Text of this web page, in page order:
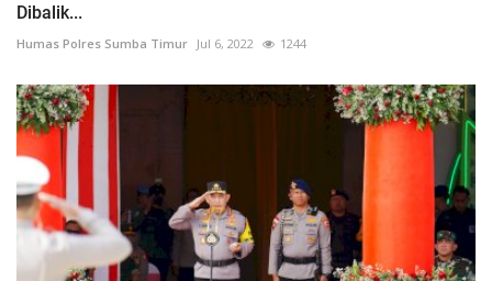
Dibalik...
Humas Polres Sumba Timur Jul 6, 2022 1244